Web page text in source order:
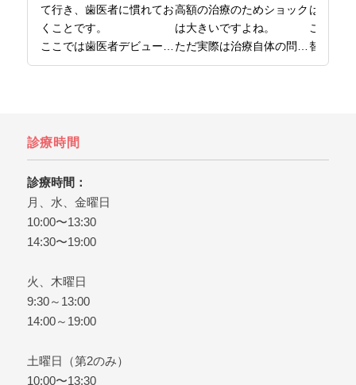
て行き、歯医者に慣れてお
くことです。
ここでは歯医者デビューの
時期から、最初の受診で気
を考えたら、日本橋の歯医
高額の治療のためショック
は大きいですよね。
ただ実際は治療自体の問題
というより、事前の確認、
はない
ここで
替え時
をまと
診療時間
診療時間：
月、水、金曜日
10:00〜13:30
14:30〜19:00
火、木曜日
9:30～13:00
14:00～19:00
土曜日（第2のみ）
10:00〜13:30